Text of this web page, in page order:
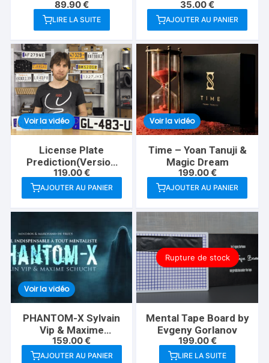
89.90€
LIRE LA SUITE
(Invisible Deck
Postcards)
35.00€
AJOUTER AU PANIER
Voir la vidéo
License Plate
Prediction(Version
Française)-Martin
Andersen
119.00€
AJOUTER AU PANIER
Voir la vidéo
Time – Yoan Tanuji &
Magic Dream
199.00€
AJOUTER AU PANIER
Voir la vidéo
PHANTOM-X Sylvain
Vip & Maxime
Schucht
159.00€
AJOUTER AU PANIER
Rupture de stock
Mental Tape Board by
Evgeny Gorlanov
199.00€
LIRE LA SUITE